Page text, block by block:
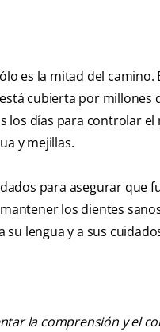
es la mitad del
cubierta por
los días para controlar
y mejillas.
para asegurar
los dientes
su lengua y a sus
la comprensión y el